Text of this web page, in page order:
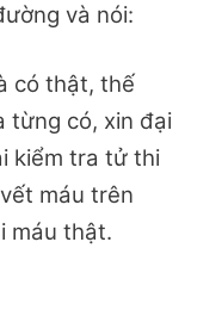
và nói:
có thật, thế
từng có, xin đại
kiểm tra tử thi
máu trên
máu thật.